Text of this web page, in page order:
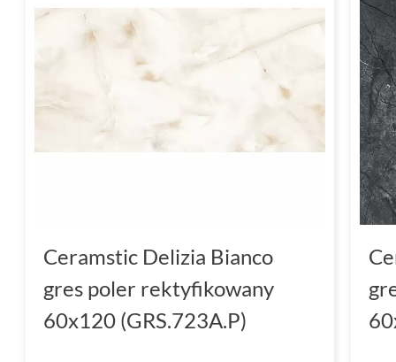
Ceramstic Delizia Bianco
gres poler rektyfikowany
60x120 (GRS.723A.P)